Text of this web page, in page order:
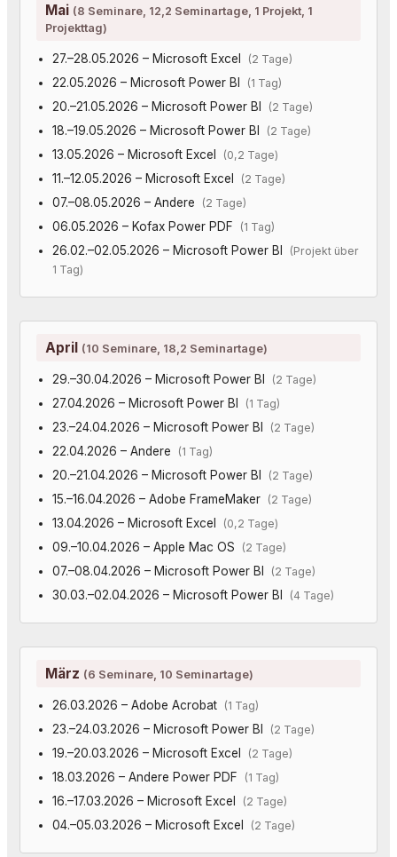
Mai (8 Seminare, 12,2 Seminartage, 1 Projekt, 1
Projekttag)
27.–28.05.2026 – Microsoft Excel (2 Tage)
22.05.2026 – Microsoft Power BI (1 Tag)
20.–21.05.2026 – Microsoft Power BI (2 Tage)
18.–19.05.2026 – Microsoft Power BI (2 Tage)
13.05.2026 – Microsoft Excel (0,2 Tage)
11.–12.05.2026 – Microsoft Excel (2 Tage)
07.–08.05.2026 – Andere (2 Tage)
06.05.2026 – Kofax Power PDF (1 Tag)
26.02.–02.05.2026 – Microsoft Power BI
(Projekt über
1 Tag)
April (10 Seminare, 18,2 Seminartage)
29.–30.04.2026 – Microsoft Power BI (2 Tage)
27.04.2026 – Microsoft Power BI (1 Tag)
23.–24.04.2026 – Microsoft Power BI (2 Tage)
22.04.2026 – Andere (1 Tag)
20.–21.04.2026 – Microsoft Power BI (2 Tage)
15.–16.04.2026 – Adobe FrameMaker (2 Tage)
13.04.2026 – Microsoft Excel (0,2 Tage)
09.–10.04.2026 – Apple Mac OS (2 Tage)
07.–08.04.2026 – Microsoft Power BI (2 Tage)
30.03.–02.04.2026 – Microsoft Power BI (4 Tage)
März (6 Seminare, 10 Seminartage)
26.03.2026 – Adobe Acrobat (1 Tag)
23.–24.03.2026 – Microsoft Power BI (2 Tage)
19.–20.03.2026 – Microsoft Excel (2 Tage)
18.03.2026 – Andere Power PDF (1 Tag)
16.–17.03.2026 – Microsoft Excel (2 Tage)
04.–05.03.2026 – Microsoft Excel (2 Tage)